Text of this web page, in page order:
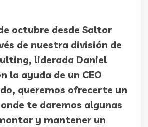
octubre desde Saltor
de nuestra división de
liderada Daniel
la ayuda de un CEO
queremos ofrecerte un
te daremos algunas
y mantener un